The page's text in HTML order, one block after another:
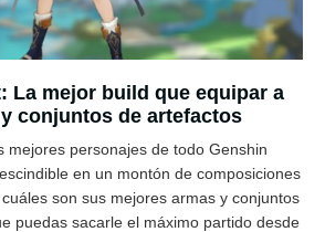
La mejor build que equipar a
conjuntos de artefactos
mejores personajes de todo Genshin
en un montón de composiciones
son sus mejores armas y conjuntos
puedas sacarle el máximo partido desde